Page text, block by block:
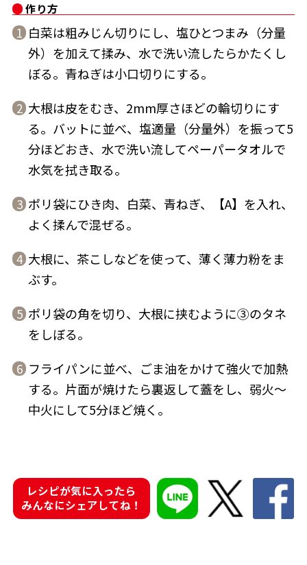
『踊り節』
鰹節屋の
だし粉
商品情報一覧
新鮮一番
作り方
1 白菜は粗みじん切りにし、塩ひとつまみ（分量
外）を加えて揉み、水で洗い流したらかたくし
ぼる。青ねぎは小口切りにする。
2 大根は皮をむき、2mm厚さほどの輪切りにす
る。バットに並べ、塩適量（分量外）を振って5
分ほどおき、水で洗い流してペーパータオルで
水気を拭き取る。
3 ポリ袋にひき肉、白菜、青ねぎ、【A】を入れ、
よく揉んで混ぜる。
4 大根に、茶こしなどを使って、薄く薄力粉をま
ぶす。
5 ポリ袋の角を切り、大根に挟むように③のタネ
をしぼる。
6 フライパンに並べ、ごま油をかけて強火で加熱
する。片面が焼けたら裏返して蓋をし、弱火～
中火にして5分ほど焼く。
レシピが気に入ったら
みんなにシェアしてね！